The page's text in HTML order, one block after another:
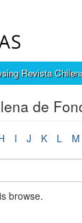
Revista
de
I J K L M
browse.